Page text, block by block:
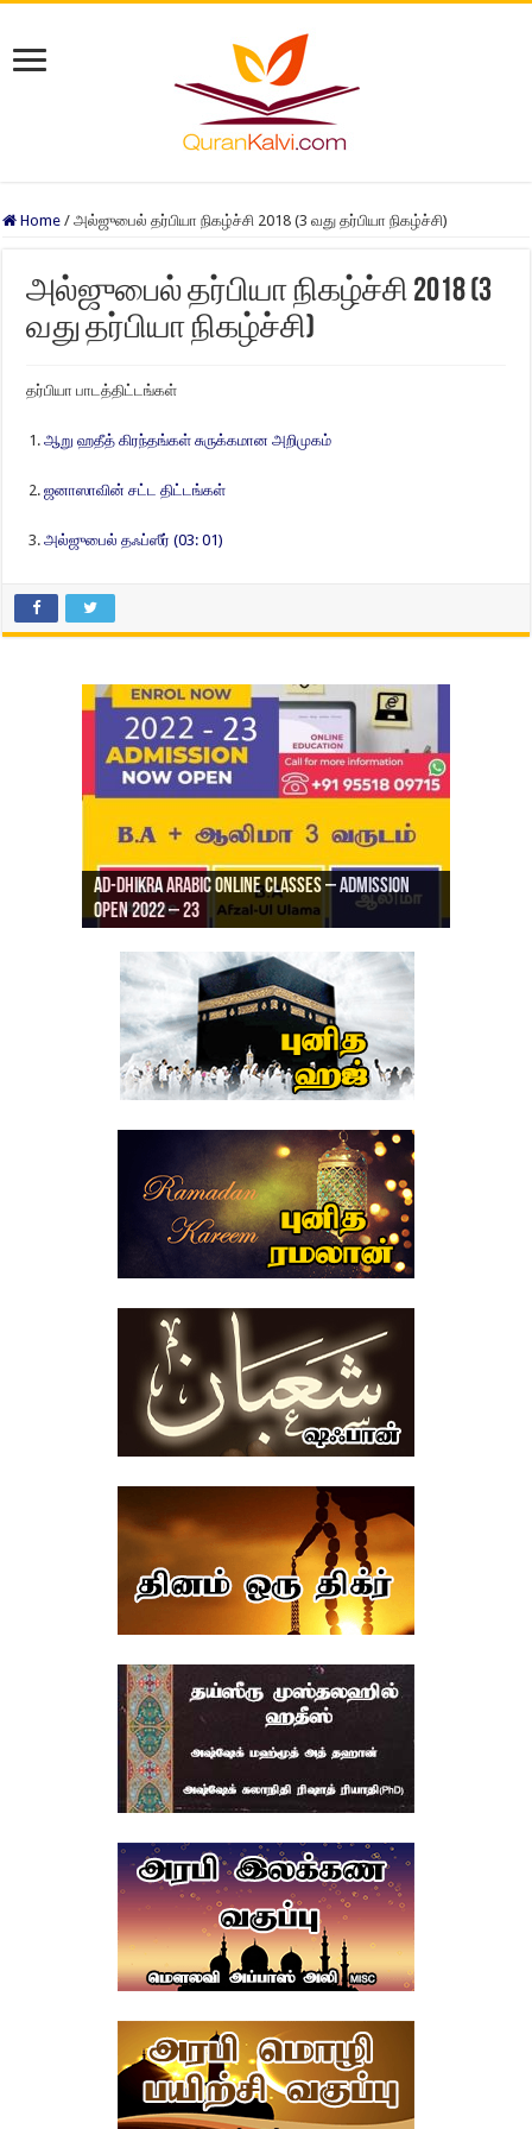
Home / அல்ஜுபைல் தர்பியா நிகழ்ச்சி 2018 (3 வது தர்பியா நிகழ்ச்சி)
அல்ஜுபைல் தர்பியா நிகழ்ச்சி 2018 (3
வது தர்பியா நிகழ்ச்சி)
தர்பியா பாடத்திட்டங்கள்
ஆறு ஹதீத் கிரந்தங்கள் சுருக்கமான அறிமுகம்
ஜனாஸாவின் சட்ட திட்டங்கள்
அல்ஜுபைல் தஃப்ஸீர் (03: 01)
Ad-Dhikra Arabic Online Classes – Admission
Open 2022 – 23
Ad-Dhikra Arabic Online Classes – BA Arabic
AD DHIKRA ARABIC COLLEGE ADMISSION
ரியாத் ஜும்ஆ தமிழாக்கம், Jamia Al Hajiri
Masjid (Kuwait Masjid), Malaz, Riyadh